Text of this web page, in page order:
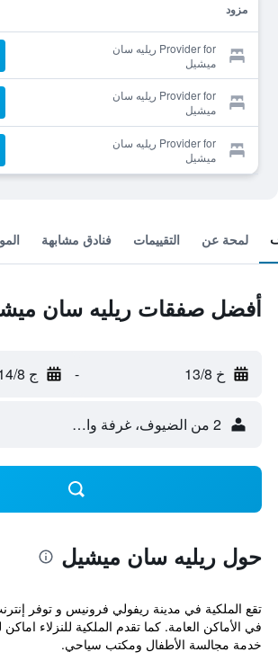
مزود
Provider for ريليه سان
ميشيل
Provider for ريليه سان
ميشيل
Provider for ريليه سان
ميشيل
لمحة عن التقييمات فنادق مشابهة
أفضل صفقات ريليه سان
خ 13/8 - ج 14/8
2 من الضيوف، غرفة واحدة
حول ريليه سان ميشيل
تقع الملكية في مدينة ريفولي فرونيس و توفر
في الأماكن العامة. كما تقدم الملكية للنزلاء
خدمة مجالسة الأطفال ومكتب سياحي.